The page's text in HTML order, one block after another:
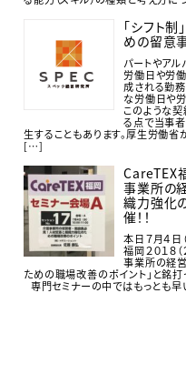
「シフト
めの留意
パートやア
労働日や労
成される勤
な労働日や
このような
る点で当事
生することもあります。厚生労働
[…]
CareTEX
事業所の
織力強化
催！！
本日７月４日
福岡２０１８
事業所の経
ための職場改善のポイント」と銘
専門セミナーの中ではもっとも早